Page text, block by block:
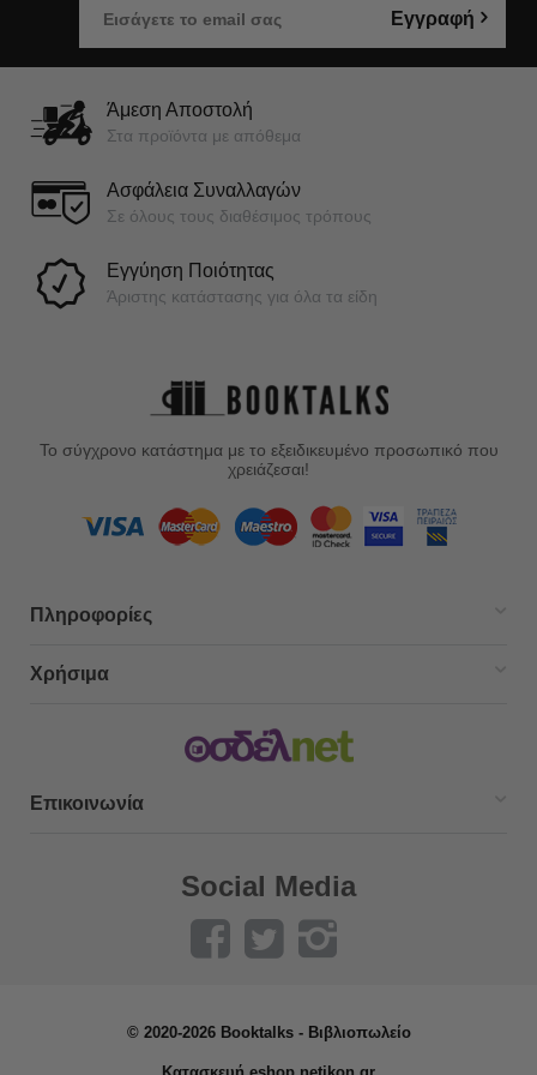
Εγγραφή
Άμεση Αποστολή
Στα προϊόντα με απόθεμα
Ασφάλεια Συναλλαγών
Σε όλους τους διαθέσιμος τρόπους
Εγγύηση Ποιότητας
Άριστης κατάστασης για όλα τα είδη
Το σύγχρονο κατάστημα με το εξειδικευμένο προσωπικό που
χρειάζεσαι!
Πληροφορίες
Χρήσιμα
Επικοινωνία
Social Media
© 2020-2026 Booktalks - Βιβλιοπωλείο